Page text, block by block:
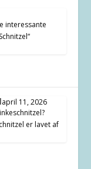
interessante
april 11, 2026
er lavet af